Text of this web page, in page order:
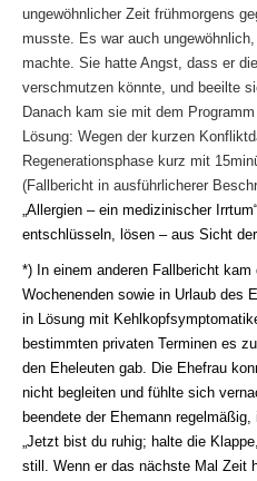
ungewöhnlicher Zeit frühmorgens
musste. Es war auch
machte. Sie hatte Angst, dass er
verschmutzen könnte, und beeilte
Danach kam sie mit dem
Lösung: Wegen der kurzen
Regenerationsphase kurz mit
(Fallbericht in ausführlicherer
„Allergien – ein medizinischer Irrtum“
entschlüsseln, lösen – aus Sicht
*) In einem anderen Fallbericht
Wochenenden sowie in Urlaub des
in Lösung mit
bestimmten privaten Terminen es
den Eheleuten gab. Die Ehefrau
nicht begleiten und fühlte sich
beendete der Ehemann regelmäßig,
„Jetzt bist du ruhig; halte die
still. Wenn er das nächste Mal Zeit